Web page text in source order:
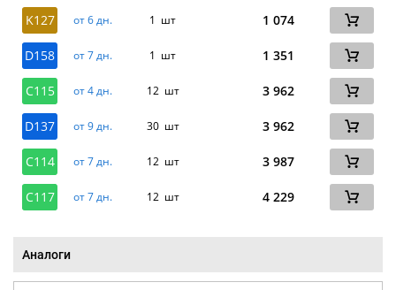
K127 от 6 дн. 1 шт 1 074
D158 от 7 дн. 1 шт 1 351
C115 от 4 дн. 12 шт 3 962
D137 от 9 дн. 30 шт 3 962
C114 от 7 дн. 12 шт 3 987
C117 от 7 дн. 12 шт 4 229
Аналоги